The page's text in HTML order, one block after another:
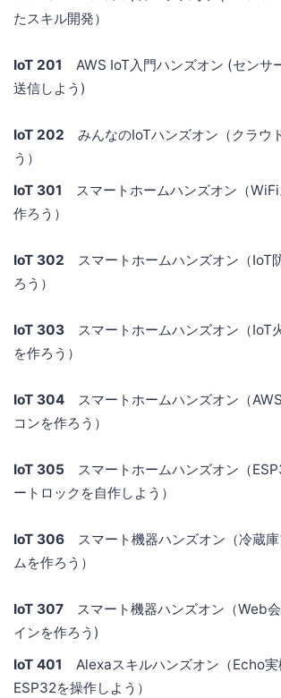
たスキル開発）
IoT 201
AWS IoT入門ハンズオン (センサ
送信しよう)
IoT 202 みんなのIoTハンズオン（クラウ
う）
IoT 301
スマートホームハンズオン（
作ろう）
IoT 302 スマートホームハンズオン（IoT
ろう）
IoT 303 スマートホームハンズオン（IoT
を作ろう）
IoT 304 スマートホームハンズオン（
コンを作ろう）
IoT 305 スマートホームハンズオン（
ートロックを自作しよう）
IoT 306 スマート機器ハンズオン（冷蔵
ムを作ろう）
IoT 307 スマート機器ハンズオン（Web
インを作ろう)
IoT 401
Alexaスキルハンズオン（Echo実
ESP32を操作しよう）